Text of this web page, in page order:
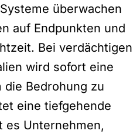
überwachen
auf Endpunkten und
Bei verdächtigen
wird sofort eine
die Bedrohung zu
eine tiefgehende
es Unternehmen,